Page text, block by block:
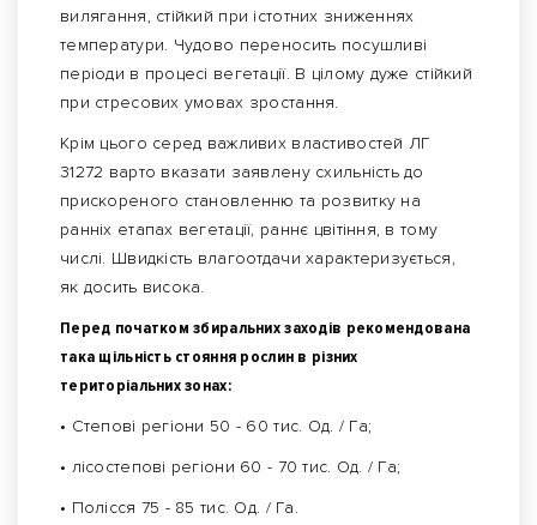
вилягання, стійкий при істотних зниженнях
температури. Чудово переносить посушливі
періоди в процесі вегетації. В цілому дуже стійкий
при стресових умовах зростання.
Крім цього серед важливих властивостей ЛГ
31272 варто вказати заявлену схильність до
прискореного становленню та розвитку на
ранніх етапах вегетації, раннє цвітіння, в тому
числі. Швидкість влагоотдачи характеризується,
як досить висока.
Перед початком збиральних заходів рекомендована
така щільність стояння рослин в різних
територіальних зонах:
• Степові регіони 50 - 60 тис. Од. / Га;
• лісостепові регіони 60 - 70 тис. Од. / Га;
• Полісся 75 - 85 тис. Од. / Га.